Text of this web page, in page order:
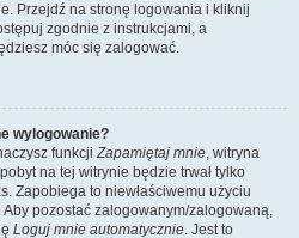
Przejdź na stronę logowania i kliknij
zgodnie z instrukcjami, a
móc się zalogować.
wylogowanie?
funkcjiZapamiętaj mnie, witryna
na tej witrynie będzie trwał tylko
Zapobiega to niewłaściwemu użyciu
pozostać zalogowanym/zalogowaną,
Loguj mnie automatycznie. Jest to